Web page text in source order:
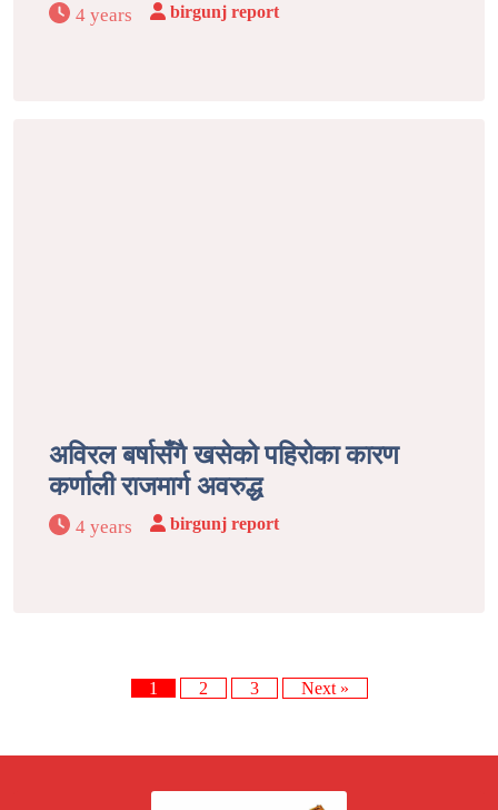
4 years birgunj report
अविरल बर्षासँगै खसेको पहिरोका कारण
कर्णाली राजमार्ग अवरुद्ध
4 years birgunj report
1 2 3 Next »